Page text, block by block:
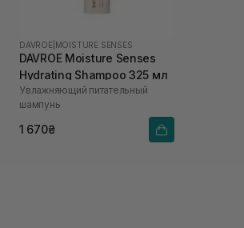
DAVROE MOISTURE SENSES
DAVROE Moisture Senses
Hydrating Shampoo 325 мл
Увлажняющий питательный
шампунь
1 670₴